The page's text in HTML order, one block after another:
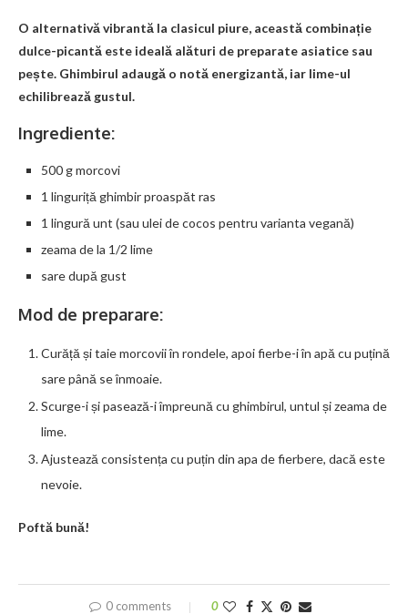
O alternativă vibrantă la clasicul piure, această combinație
dulce-picantă este ideală alături de preparate asiatice sau
pește. Ghimbirul adaugă o notă energizantă, iar lime-ul
echilibrează gustul.
Ingrediente:
500 g morcovi
1 linguriță ghimbir proaspăt ras
1 lingură unt (sau ulei de cocos pentru varianta vegană)
zeama de la 1/2 lime
sare după gust
Mod de preparare:
Curăță și taie morcovii în rondele, apoi fierbe-i în apă cu puțină
sare până se înmoaie.
Scurge-i și pasează-i împreună cu ghimbirul, untul și zeama de
lime.
Ajustează consistența cu puțin din apa de fierbere, dacă este
nevoie.
Poftă bună!
0 comments 0